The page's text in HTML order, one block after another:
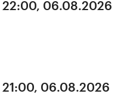
22:00, 06.08.2026
21:00, 06.08.2026